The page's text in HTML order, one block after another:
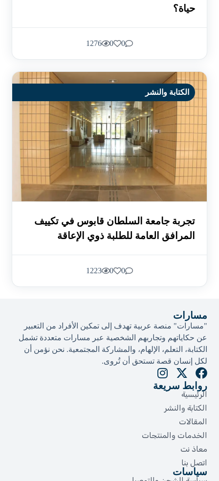
حياة؟
0
0
1276
الكتابة والنشر
تجربة جامعة السلطان قابوس في تكييف
المرافق العامة للطلبة ذوي الإعاقة
0
0
1223
مسارات
"مسارات" منصة عربية تهدف إلى تمكين الأفراد من التعبير
عن حكاياتهم وتجاربهم الشخصية عبر مسارات متعددة تشمل
الكتابة، التعلم، الإلهام، والمشاركة المجتمعية. نحن نؤمن أن
لكل إنسان قصة تستحق أن تُروى.​
روابط سريعة
الرئيسية
الكتابة والنشر
المقالات
الخدمات والمنتجات
معاذ نت
اتصل بنا
سياسات